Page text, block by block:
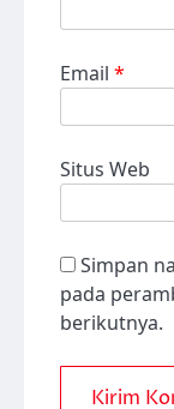
Email *
Situs Web
Simpan
pada
berikutnya.